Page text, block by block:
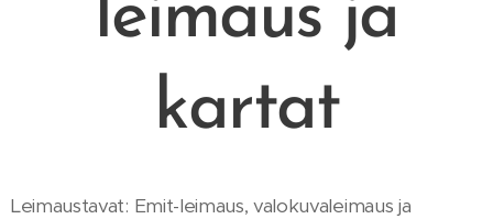
leimaus ja
kartat
Leimaustavat: Emit-leimaus, valokuvaleimaus ja